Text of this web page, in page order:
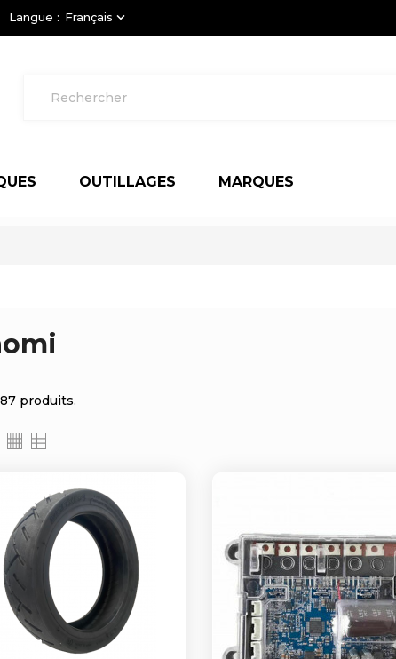
Langue : Français keyboard_arrow_down
OUTILLAGES MARQUES
produits.